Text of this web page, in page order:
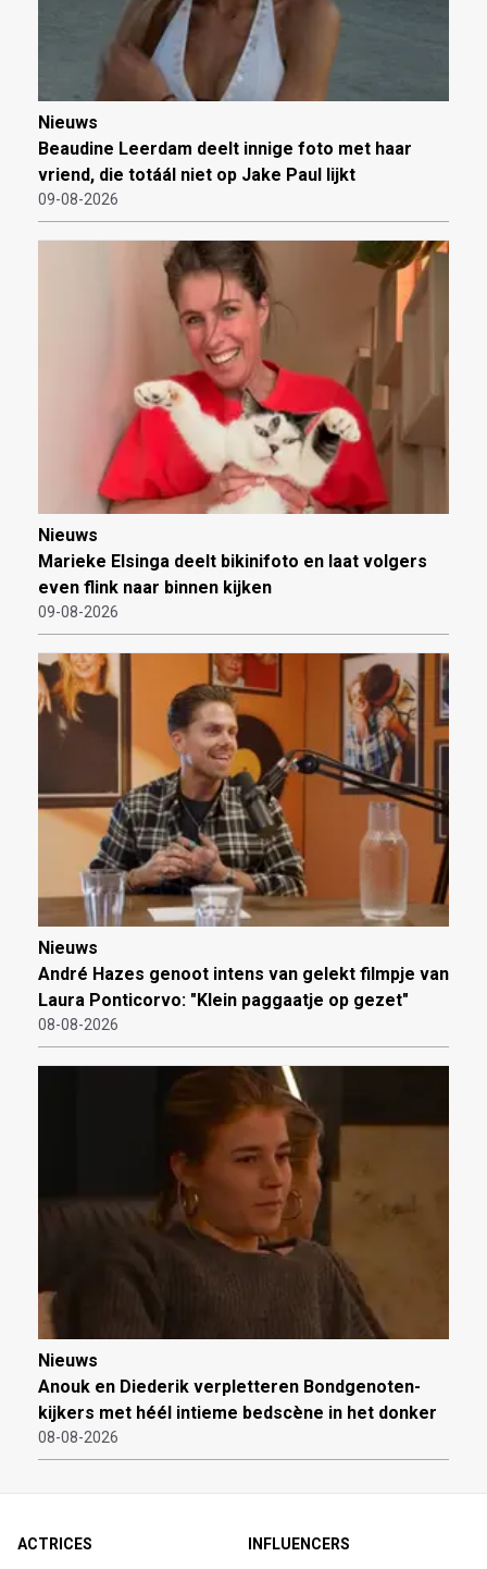
Nieuws
Beaudine Leerdam deelt innige foto met haar
vriend, die totáál niet op Jake Paul lijkt
09-08-2026
Nieuws
Marieke Elsinga deelt bikinifoto en laat volgers
even flink naar binnen kijken
09-08-2026
Nieuws
André Hazes genoot intens van gelekt filmpje van
Laura Ponticorvo: "Klein paggaatje op gezet"
08-08-2026
Nieuws
Anouk en Diederik verpletteren Bondgenoten-
kijkers met héél intieme bedscène in het donker
08-08-2026
ACTRICES
INFLUENCERS